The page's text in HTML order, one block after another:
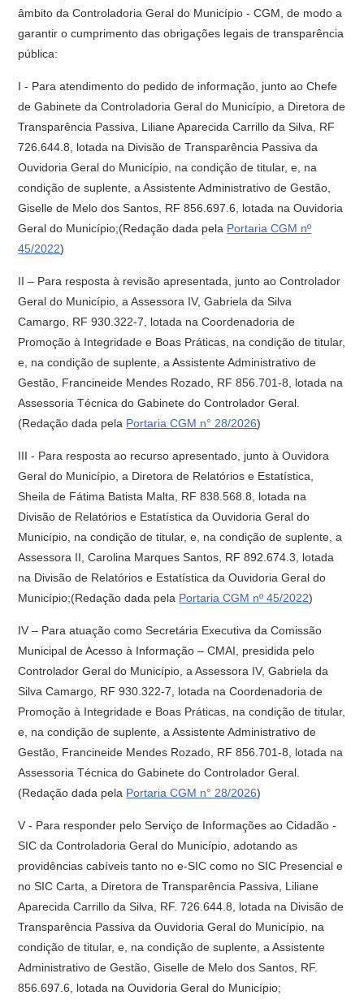
âmbito da Controladoria Geral do Município - CGM, de modo a
garantir o cumprimento das obrigações legais de transparência
pública:
I - Para atendimento do pedido de informação, junto ao Chefe
de Gabinete da Controladoria Geral do Município, a Diretora de
Transparência Passiva, Liliane Aparecida Carrillo da Silva, RF
726.644.8, lotada na Divisão de Transparência Passiva da
Ouvidoria Geral do Município, na condição de titular, e, na
condição de suplente, a Assistente Administrativo de Gestão,
Giselle de Melo dos Santos, RF 856.697.6, lotada na Ouvidoria
Geral do Município;(Redação dada pela Portaria CGM nº
45/2022)
II – Para resposta à revisão apresentada, junto ao Controlador
Geral do Município, a Assessora IV, Gabriela da Silva
Camargo, RF 930.322-7, lotada na Coordenadoria de
Promoção à Integridade e Boas Práticas, na condição de titular,
e, na condição de suplente, a Assistente Administrativo de
Gestão, Francineide Mendes Rozado, RF 856.701-8, lotada na
Assessoria Técnica do Gabinete do Controlador Geral.
(Redação dada pela Portaria CGM n° 28/2026)
III - Para resposta ao recurso apresentado, junto à Ouvidora
Geral do Município, a Diretora de Relatórios e Estatística,
Sheila de Fátima Batista Malta, RF 838.568.8, lotada na
Divisão de Relatórios e Estatística da Ouvidoria Geral do
Município, na condição de titular, e, na condição de suplente, a
Assessora II, Carolina Marques Santos, RF 892.674.3, lotada
na Divisão de Relatórios e Estatística da Ouvidoria Geral do
Município;(Redação dada pela Portaria CGM nº 45/2022)
IV – Para atuação como Secretária Executiva da Comissão
Municipal de Acesso à Informação – CMAI, presidida pelo
Controlador Geral do Município, a Assessora IV, Gabriela da
Silva Camargo, RF 930.322-7, lotada na Coordenadoria de
Promoção à Integridade e Boas Práticas, na condição de titular,
e, na condição de suplente, a Assistente Administrativo de
Gestão, Francineide Mendes Rozado, RF 856.701-8, lotada na
Assessoria Técnica do Gabinete do Controlador Geral.
(Redação dada pela Portaria CGM n° 28/2026)
V - Para responder pelo Serviço de Informações ao Cidadão -
SIC da Controladoria Geral do Município, adotando as
providências cabíveis tanto no e-SIC como no SIC Presencial e
no SIC Carta, a Diretora de Transparência Passiva, Liliane
Aparecida Carrillo da Silva, RF. 726.644.8, lotada na Divisão de
Transparência Passiva da Ouvidoria Geral do Município, na
condição de titular, e, na condição de suplente, a Assistente
Administrativo de Gestão, Giselle de Melo dos Santos, RF.
856.697.6, lotada na Ouvidoria Geral do Município;